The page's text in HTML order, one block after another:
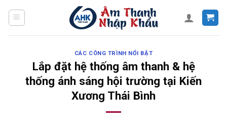
CÁC CÔNG TRÌNH NỔI BẬT
Lắp đặt hệ thống âm thanh & hệ
thống ánh sáng hội trường tại Kiến
Xương Thái Bình